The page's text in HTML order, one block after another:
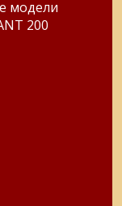
модели
200